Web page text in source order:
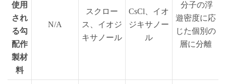
使用
され
る勾
配作
製材
料
N/A
スクロー
ス、イオジ
キサノール
CsCl、イオ
ジキサノー
ル
分子の浮
遊密度に応
じた個別の
層に分離